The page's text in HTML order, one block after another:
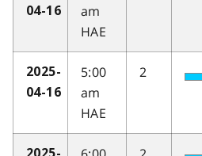
04-16
am
HAE
2025-
04-16
5:00
am
HAE
2